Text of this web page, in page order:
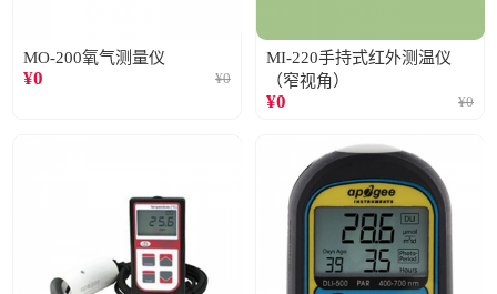
MO-200氧气测量仪
¥0 ¥0
MI-220手持式红外测温仪
（窄视角）
¥0 ¥0